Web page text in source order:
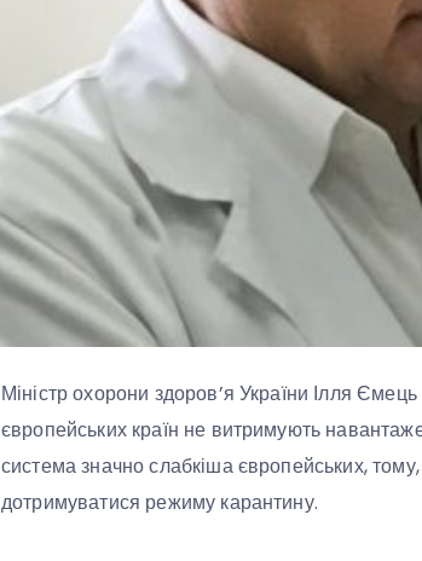
Міністр охорони здоров’я України Ілля
європейських країн не витримують
система значно слабкіша європейських,
дотримуватися режиму карантину.